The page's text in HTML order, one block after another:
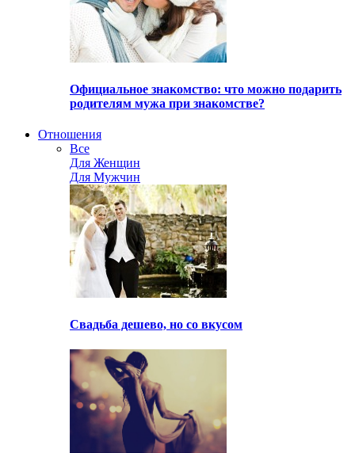
Официальное знакомство: что можно подарить
родителям мужа при знакомстве?
Отношения
Все
Для Женщин
Для Мужчин
Свадьба дешево, но со вкусом